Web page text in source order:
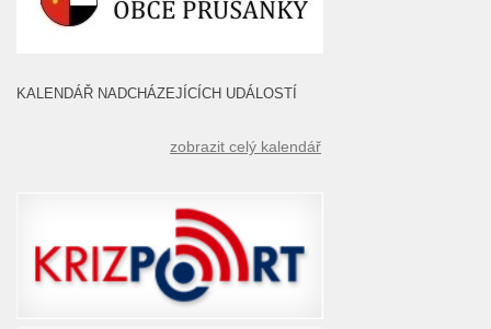
KALENDÁŘ NADCHÁZEJÍCÍCH UDÁLOSTÍ
zobrazit celý kalendář